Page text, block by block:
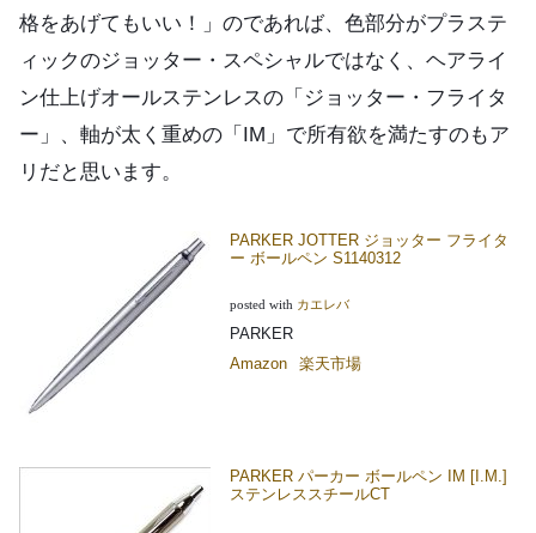
格をあげてもいい！」のであれば、色部分がプラステ
ィックのジョッター・スペシャルではなく、ヘアライ
ン仕上げオールステンレスの「ジョッター・フライタ
ー」、軸が太く重めの「IM」で所有欲を満たすのもア
リだと思います。
PARKER JOTTER ジョッター フライタ
ー ボールペン S1140312
posted with カエレバ
PARKER
Amazon
楽天市場
PARKER パーカー ボールペン IM [I.M.]
ステンレススチールCT